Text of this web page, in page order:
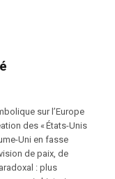
sur l’Europe
des « États-Unis
Uni en fasse
de paix, de
: plus